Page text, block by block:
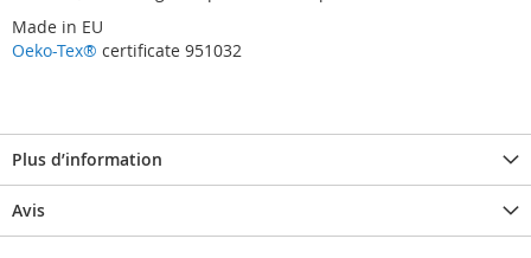
Made in EU
Oeko-Tex® certificate 951032
Plus d’information
Avis